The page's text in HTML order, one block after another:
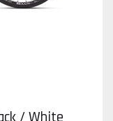
/ White